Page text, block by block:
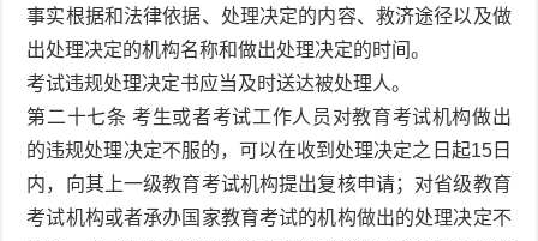
事实根据和法律依据、处理决定的内容、救济途径以及做
出处理决定的机构名称和做出处理决定的时间。
考试违规处理决定书应当及时送达被处理人。
第二十七条 考生或者考试工作人员对教育考试机构做出
的违规处理决定不服的，可以在收到处理决定之日起15日
内，向其上一级教育考试机构提出复核申请；对省级教育
考试机构或者承办国家教育考试的机构做出的处理决定不